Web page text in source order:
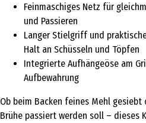
Feinmaschiges Netz für
und Passieren
Langer Stielgriff und
Halt an Schüsseln und Töpfen
Integrierte Aufhängeöse am
Aufbewahrung
Ob beim Backen feines Mehl
Brühe passiert werden soll – dieses